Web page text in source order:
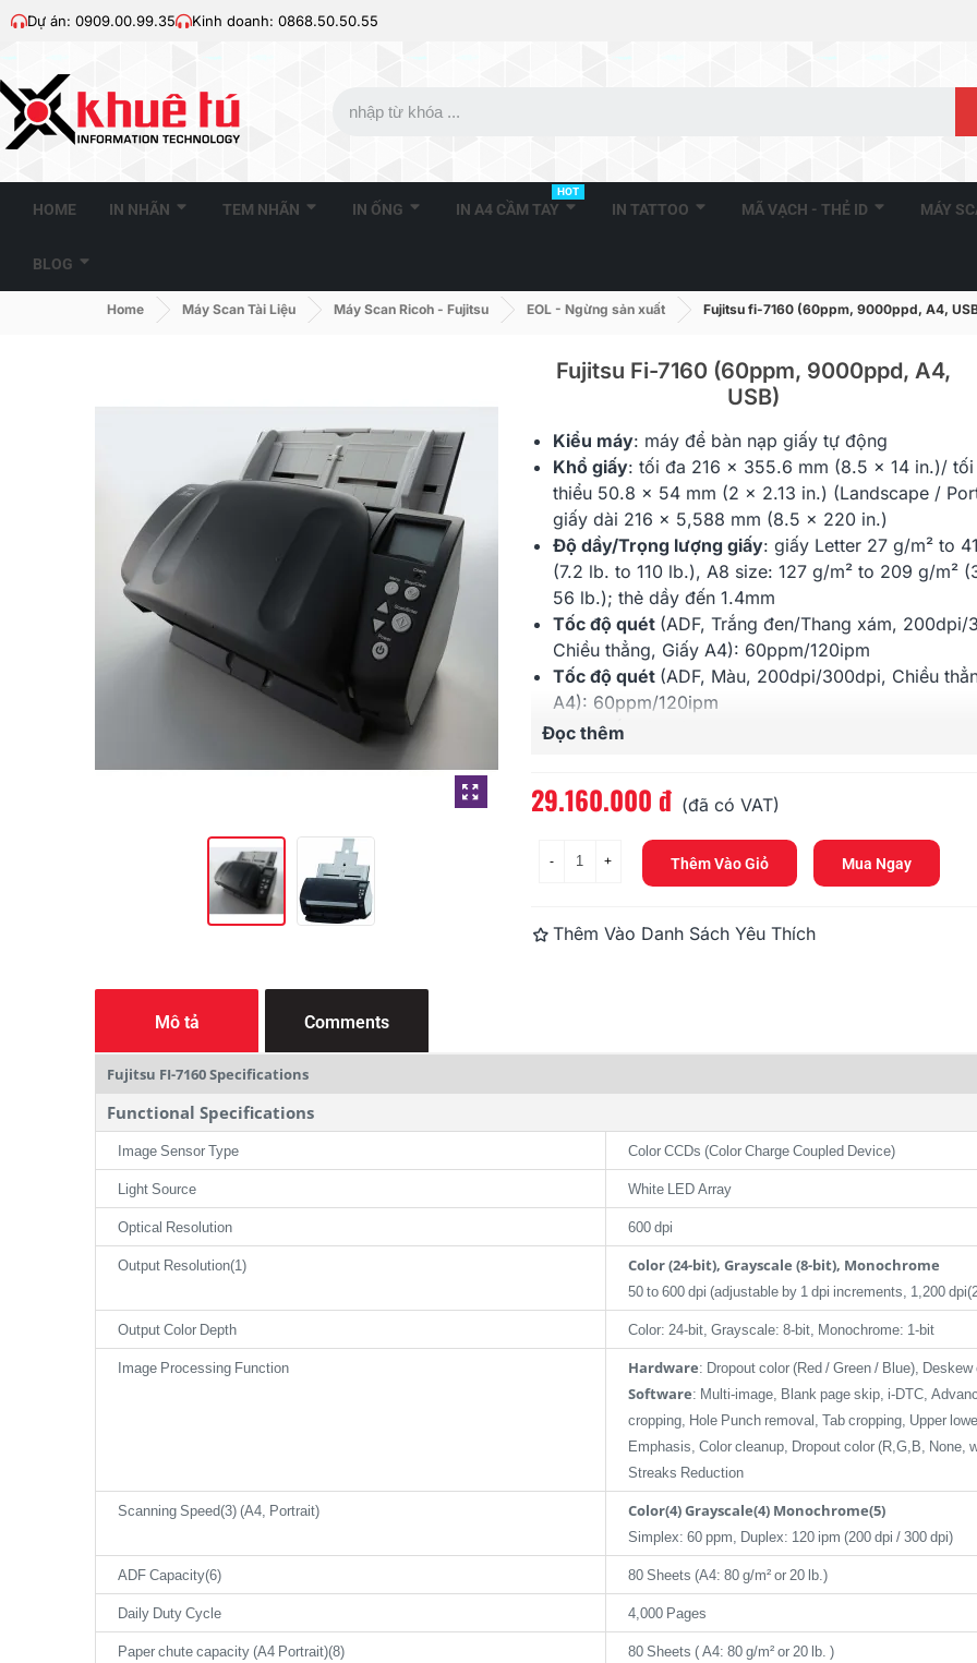
Dự án: 0909.00.99.35 Kinh doanh: 0868.50.50.55
HOME IN NHÃN TEM NHÃN IN ỐNG IN A4 CẦM TAY
HOT
IN TATTOO MÃ VẠCH - THẺ ID MÁY
BLOG
Home Máy Scan Tài Liệu Máy Scan Ricoh - Fujitsu EOL - Ngừng sản xuất Fujitsu fi-7160 (60ppm, 9000ppd, A4,
Fujitsu Fi-7160 (60ppm, 9000ppd, A4,
USB)
Kiểu máy: máy để bàn nạp giấy tự động
Khổ giấy: tối đa 216 x 355.6 mm (8.5 x 14 in.)/ tối
thiểu 50.8 x 54 mm (2 x 2.13 in.) (Landscape /
giấy dài 216 x 5,588 mm (8.5 x 220 in.)
Độ dầy/Trọng lượng giấy: giấy Letter 27 g/m² to
(7.2 lb. to 110 lb.), A8 size: 127 g/m² to 209 g/m²
56 lb.); thẻ dầy đến 1.4mm
Tốc độ quét (ADF, Trắng đen/Thang xám, 200dpi/
Chiều thẳng, Giấy A4): 60ppm/120ipm
Tốc độ quét (ADF, Màu, 200dpi/300dpi, Chiều
A4): 60ppm/120ipm
Cảm biến hình ảnh
Khay nạp: 80 tờ (định lượng
compatible)
: 12 tháng
Đọc thêm
29.160.000 đ (đã có VAT)
- + Thêm Vào Giỏ Mua Ngay
Thêm Vào Danh Sách Yêu Thích
Fujitsu IX500 (25ppm,
500ppd, A4, Wifi)
16.200.000 đ
Fujitsu S1300i (6ppm, 80ppd,
A4, USB)
7.020.000 đ
A4, USB,
5.346.000
Fujitsu Fi-
9000ppd,
Mô tả Comments
Fujitsu FI-7160 Specifications
Functional Specifications
Image Sensor Type
Color CCDs (Color Charge Coupled Device)
Light Source
White LED Array
Optical Resolution
600 dpi
Output Resolution(1)
Color (24-bit), Grayscale (8-bit), Monochrome
50 to 600 dpi (adjustable by 1 dpi increments, 1,200
Output Color Depth
Color: 24-bit, Grayscale: 8-bit, Monochrome: 1-bit
Image Processing Function
Hardware: Dropout color (Red / Green / Blue),
Software: Multi-image, Blank page skip, i-DTC,
cropping, Hole Punch removal, Tab cropping, Upper
Emphasis, Color cleanup, Dropout color (R,G,B, None,
Streaks Reduction
Scanning Speed(3) (A4, Portrait)
Color(4) Grayscale(4) Monochrome(5)
Simplex: 60 ppm, Duplex: 120 ipm (200 dpi / 300 dpi)
ADF Capacity(6)
80 Sheets (A4: 80 g/m² or 20 lb.)
Daily Duty Cycle
4,000 Pages
Paper chute capacity (A4 Portrait)(8)
80 Sheets ( A4: 80 g/m² or 20 lb. )